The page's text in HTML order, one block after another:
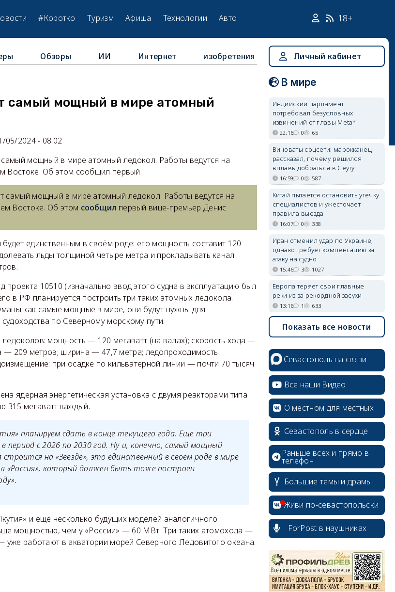
#Коротко Туризм Афиша Технологии Авто 18+
Обзоры ИИ Интернет изобретения
самый мощный в мире атомный
05/2024 - 08:02
самый мощный в мире атомный ледокол. Работы ведутся на
Востоке. Об этом сообщил первый
самый мощный в мире атомный ледокол. Работы ведутся на
Востоке. Об этом сообщил первый вице-премьер Денис
единственным в своём роде: его мощность составит 120
льды толщиной четыре метра и прокладывать канал
10510 (изначально ввод этого судна в эксплуатацию был
в РФ планируется построить три таких атомных ледокола.
как самые мощные в мире, они будут нужны для
по Северному морскому пути.
ледоколов: мощность — 120 мегаватт (на валах); скорость хода —
— 209 метров; ширина — 47,7 метра; ледопроходимость
при осадке по кильватерной линии — почти 70 тысяч
ядерная энергетическая установка с двумя реакторами типа
315 мегаватт каждый.
планируем сдать в конце текущего года. Еще три
с 2026 по 2030 год. Ну и, конечно, самый мощный
на «Звезде», это единственный в своем роде в мире
«Россия», который должен быть тоже построен
и ещё несколько будущих моделей аналогичного
мощностью, чем у «России» — 60 МВт. Три таких атомохода —
уже работают в акватории морей Северного Ледовитого океана.
Личный кабинет
В мире
Индийский парламент
потребовал безусловных
извинений от главы Meta*
22:16 0 65
Виноваты соцсети: марокканец
рассказал, почему решился
вплавь добраться в Сеуту
16:59 0 587
Китай пытается остановить утечку
специалистов и ужесточает
правила выезда
16:07 0 338
Иран отменил удар по Украине,
однако требует компенсацию за
атаку на судно
15:46 3 1027
Европа теряет свои главные
реки из-за рекордной засухи
13:16 1 633
Показать все новости
Севастополь на связи
Все наши Видео
О местном для местных
Севастополь в сердце
Раньше всех и прямо в
телефон
Большие темы и драмы
Живи по-севастопольски
ForPost в наушниках